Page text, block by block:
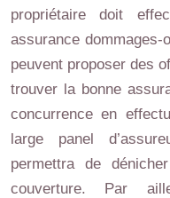
propriétaire doit
assurance dommages-
peuvent proposer des
trouver la bonne
concurrence en
large panel
permettra de
couverture. Par